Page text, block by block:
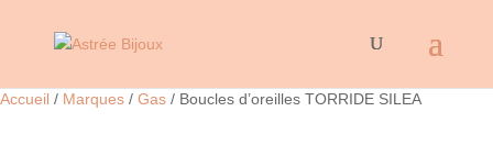
Accueil / Marques / Gas / Boucles d’oreilles TORRIDE SILEA